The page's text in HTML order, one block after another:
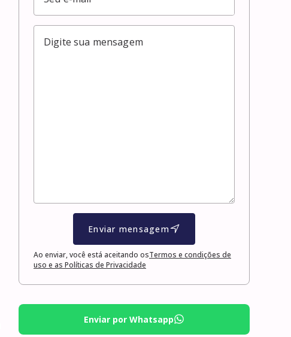
Enviar mensagem
Ao enviar, você está aceitando osTermos e condições de
uso e as Políticas de Privacidade
Enviar por Whatsapp